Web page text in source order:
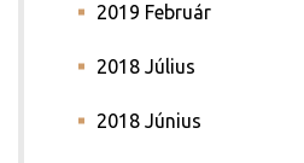
2019 Február
2018 Július
2018 Június